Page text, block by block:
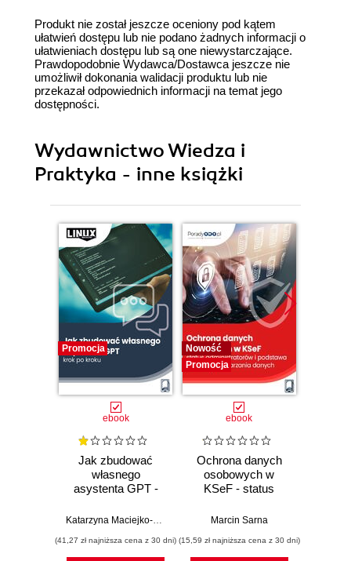
Produkt nie został jeszcze oceniony pod kątem
ułatwień dostępu lub nie podano żadnych informacji o
ułatwieniach dostępu lub są one niewystarczające.
Prawdopodobnie Wydawca/Dostawca jeszcze nie
umożliwił dokonania walidacji produktu lub nie
przekazał odpowiednich informacji na temat jego
dostępności.
Wydawnictwo Wiedza i
Praktyka - inne książki
Promocja
ebook
Jak zbudować
własnego
asystenta GPT -
(41,27 zł najniższa cena z 30 dni)
Nowość
Promocja
ebook
Ochrona danych
osobowych w
KSeF - status
podstawa prawna
danych
Marcin Sarna
(15,59 zł najniższa cena z 30 dni)